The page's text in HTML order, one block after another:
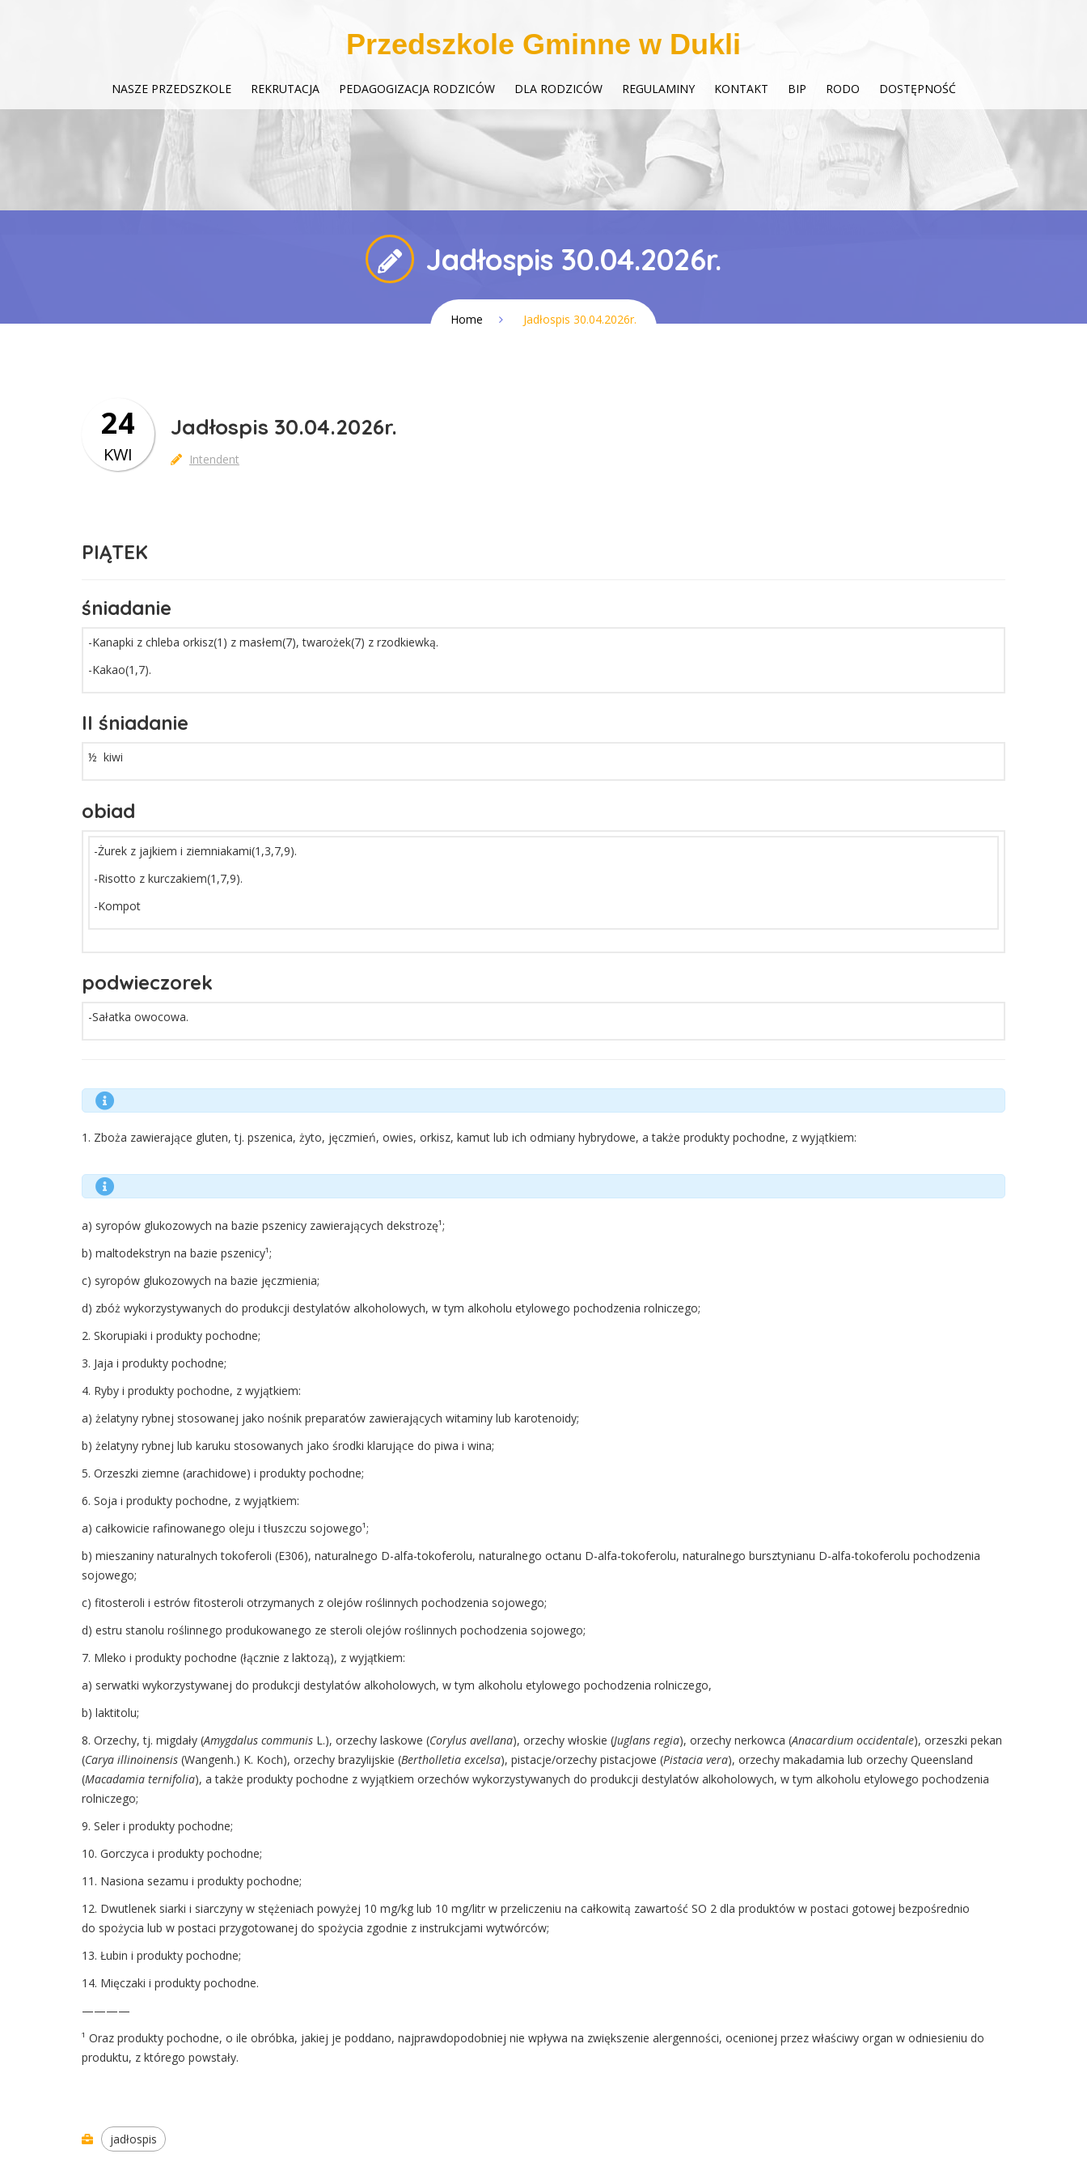
Przedszkole Gminne w Dukli
NASZE PRZEDSZKOLE REKRUTACJA PEDAGOGIZACJA RODZICÓW DLA RODZICÓW REGULAMINY KONTAKT BIP RODO DOSTĘPNOŚĆ
Jadłospis 30.04.2026r.
Home Jadłospis 30.04.2026r.
Jadłospis 30.04.2026r.
Intendent
24
KWI
PIĄTEK
śniadanie
-Kanapki z chleba orkisz(1) z masłem(7), twarożek(7) z rzodkiewką.
-Kakao(1,7).
II śniadanie
½ kiwi
obiad
-Żurek z jajkiem i ziemniakami(1,3,7,9).
-Risotto z kurczakiem(1,7,9).
-Kompot
podwieczorek
-Sałatka owocowa.
1. Zboża zawierające gluten, tj. pszenica, żyto, jęczmień, owies, orkisz, kamut lub ich odmiany hybrydowe, a także produkty pochodne, z wyjątkiem:
a) syropów glukozowych na bazie pszenicy zawierających dekstrozę¹;
b) maltodekstryn na bazie pszenicy¹;
c) syropów glukozowych na bazie jęczmienia;
d) zbóż wykorzystywanych do produkcji destylatów alkoholowych, w tym alkoholu etylowego pochodzenia rolniczego;
2. Skorupiaki i produkty pochodne;
3. Jaja i produkty pochodne;
4. Ryby i produkty pochodne, z wyjątkiem:
a) żelatyny rybnej stosowanej jako nośnik preparatów zawierających witaminy lub karotenoidy;
b) żelatyny rybnej lub karuku stosowanych jako środki klarujące do piwa i wina;
5. Orzeszki ziemne (arachidowe) i produkty pochodne;
6. Soja i produkty pochodne, z wyjątkiem:
a) całkowicie rafinowanego oleju i tłuszczu sojowego¹;
b) mieszaniny naturalnych tokoferoli (E306), naturalnego D-alfa-tokoferolu, naturalnego octanu D-alfa-tokoferolu, naturalnego bursztynianu D-alfa-tokoferolu pochodzenia
sojowego;
c) fitosteroli i estrów fitosteroli otrzymanych z olejów roślinnych pochodzenia sojowego;
d) estru stanolu roślinnego produkowanego ze steroli olejów roślinnych pochodzenia sojowego;
7. Mleko i produkty pochodne (łącznie z laktozą), z wyjątkiem:
a) serwatki wykorzystywanej do produkcji destylatów alkoholowych, w tym alkoholu etylowego pochodzenia rolniczego,
b) laktitolu;
8. Orzechy, tj. migdały (Amygdalus communis L.), orzechy laskowe (Corylus avellana), orzechy włoskie (Juglans regia), orzechy nerkowca (Anacardium occidentale), orzeszki pekan
(Carya illinoinensis (Wangenh.) K. Koch), orzechy brazylijskie (Bertholletia excelsa), pistacje/orzechy pistacjowe (Pistacia vera), orzechy makadamia lub orzechy Queensland
(Macadamia ternifolia), a także produkty pochodne z wyjątkiem orzechów wykorzystywanych do produkcji destylatów alkoholowych, w tym alkoholu etylowego pochodzenia
rolniczego;
9. Seler i produkty pochodne;
10. Gorczyca i produkty pochodne;
11. Nasiona sezamu i produkty pochodne;
12. Dwutlenek siarki i siarczyny w stężeniach powyżej 10 mg/kg lub 10 mg/litr w przeliczeniu na całkowitą zawartość SO 2 dla produktów w postaci gotowej bezpośrednio
do spożycia lub w postaci przygotowanej do spożycia zgodnie z instrukcjami wytwórców;
13. Łubin i produkty pochodne;
14. Mięczaki i produkty pochodne.
————
¹ Oraz produkty pochodne, o ile obróbka, jakiej je poddano, najprawdopodobniej nie wpływa na zwiększenie alergenności, ocenionej przez właściwy organ w odniesieniu do
produktu, z którego powstały.
jadłospis